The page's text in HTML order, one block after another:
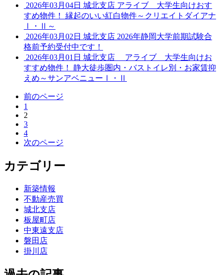
2026年03月04日 城北支店 アライブ 大学生向けおす
すめ物件！ 縁起のいい紅白物件～クリエイトダイアナ
Ⅰ・Ⅱ～
2026年03月02日 城北支店 2026年静岡大学前期試験合
格前予約受付中です！
2026年03月01日 城北支店
アライブ 大学生向けお
すすめ物件！ 静大徒歩圏内・バストイレ別・お家賃抑
えめ～サンアベニューⅠ・Ⅱ
前のページ
1
2
3
4
次のページ
カテゴリー
新築情報
不動産売買
城北支店
板屋町店
中東遠支店
磐田店
掛川店